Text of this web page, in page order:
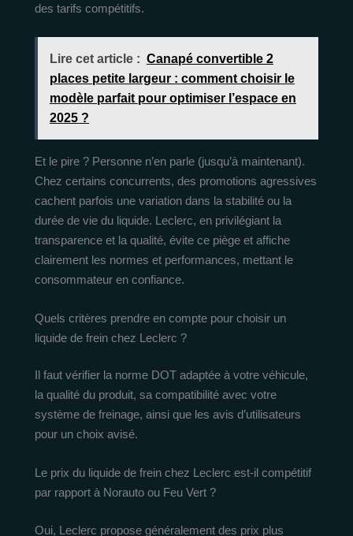
des tarifs compétitifs.
Lire cet article : Canapé convertible 2
places petite largeur : comment choisir le
modèle parfait pour optimiser l’espace en
2025 ?
Et le pire ? Personne n’en parle (jusqu’à maintenant).
Chez certains concurrents, des promotions agressives
cachent parfois une variation dans la stabilité ou la
durée de vie du liquide. Leclerc, en privilégiant la
transparence et la qualité, évite ce piège et affiche
clairement les normes et performances, mettant le
consommateur en confiance.
Quels critères prendre en compte pour choisir un
liquide de frein chez Leclerc ?
Il faut vérifier la norme DOT adaptée à votre véhicule,
la qualité du produit, sa compatibilité avec votre
système de freinage, ainsi que les avis d’utilisateurs
pour un choix avisé.
Le prix du liquide de frein chez Leclerc est-il compétitif
par rapport à Norauto ou Feu Vert ?
Oui, Leclerc propose généralement des prix plus